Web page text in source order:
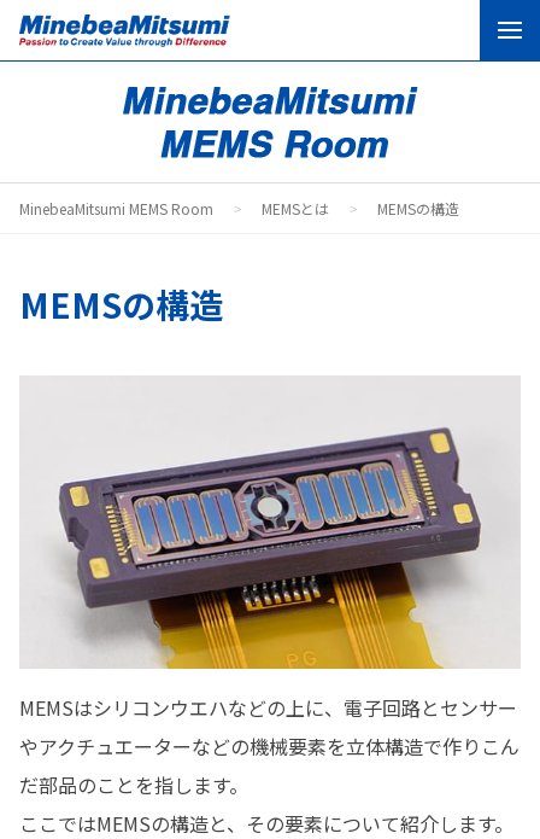
MEMSの業界別活用事例
コーポレートサイト 製品サイト
English
MinebeaMitsumi MEMS Room MEMSとは MEMSの構造
MEMSの構造
MEMSはシリコンウエハなどの上に、電子回路とセンサー
やアクチュエーターなどの機械要素を立体構造で作りこん
だ部品のことを指します。
ここではMEMSの構造と、その要素について紹介します。